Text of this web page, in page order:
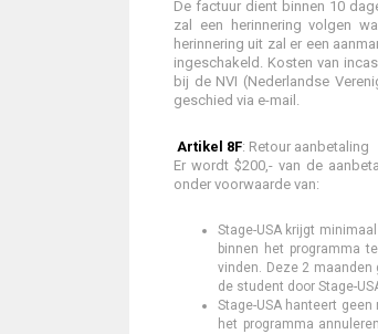
De factuur dient binnen 10
zal een herinnering volgen
herinnering uit zal er een
ingeschakeld. Kosten van
bij de NVI (Nederlandse
geschied via e-mail.
Artikel 8F: Retour aanbetaling
Er wordt $200,- van de
onder voorwaarde van:
Stage-USA krijgt
binnen het programma
vinden. Deze 2
de student door Stage-
Stage-USA hanteert
het programma